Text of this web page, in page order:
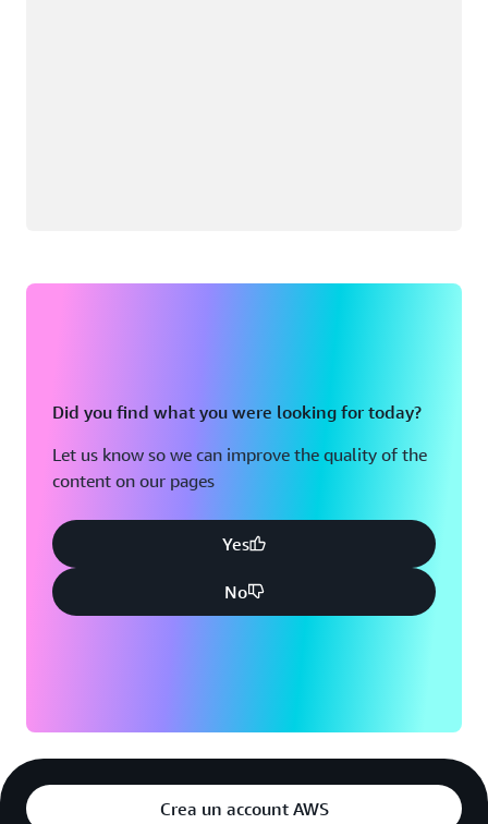
Did you find what you were looking for today?
Let us know so we can improve the quality of the
content on our pages
Yes
No
Crea un account AWS